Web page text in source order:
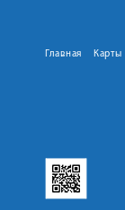
Главная Карты